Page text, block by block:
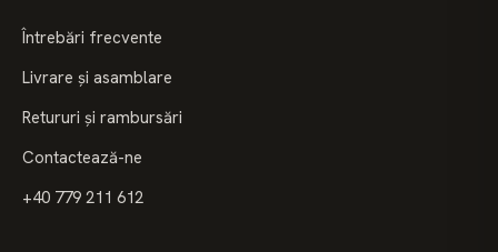
Întrebări frecvente
Livrare și asamblare
Retururi și rambursări
Contactează-ne
+40 779 211 612